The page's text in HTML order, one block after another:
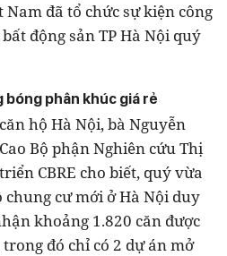
Nam đã tổ chức sự kiện công
động sản TP Hà Nội quý
bóng phân khúc giá rẻ
hộ Hà Nội, bà Nguyễn
Bộ phận Nghiên cứu Thị
CBRE cho biết, quý vừa
cư mới ở Hà Nội duy
khoảng 1.820 căn được
đó chỉ có 2 dự án mở